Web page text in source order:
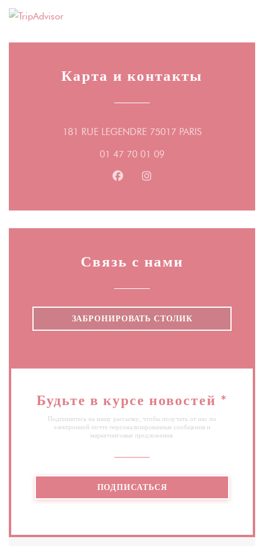
Карта и контакты
181 RUE LEGENDRE 75017 PARIS((открывается
01 47 70 01 09
Facebook ((открывается в
Instagram ((открывается
Связь с нами
ЗАБРОНИРОВАТЬ СТОЛИК
Будьте в курсе новостей *
Подпишитесь на нашу рассылку, чтобы получать от нас по
электронной почте персонализированные сообщения и
маркетинговые предложения.
ПОДПИСАТЬСЯ